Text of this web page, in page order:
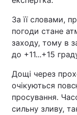
За її словами,
погоди стане
заходу, тому в
до +11...+15
Дощі через
очікуються
просування.
сильну зливу,